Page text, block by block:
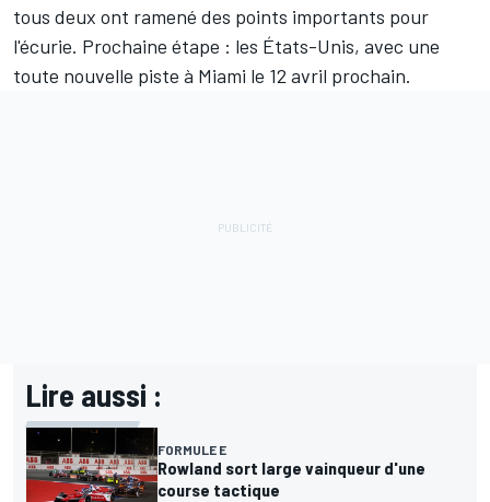
tous deux ont ramené des points importants pour
l'écurie. Prochaine étape : les États-Unis, avec une
toute nouvelle piste à Miami le 12 avril prochain.
Lire aussi :
FORMULE E
Rowland sort large vainqueur d'une
course tactique